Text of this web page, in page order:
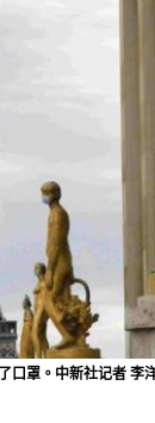
口罩。中新社记者 李